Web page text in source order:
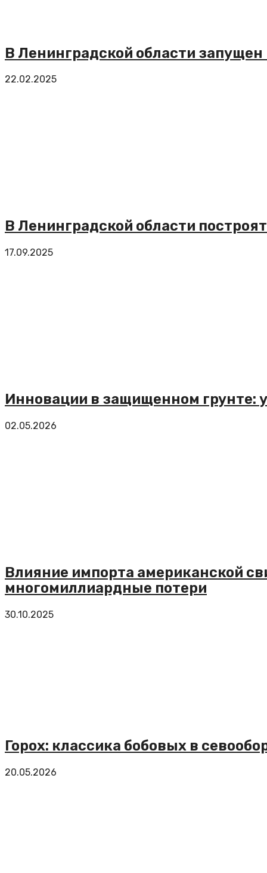
В Ленинградской области
22.02.2025
В Ленинградской области
17.09.2025
Инновации в защищенном грунте:
02.05.2026
Влияние импорта американской
многомиллиардные потери
30.10.2025
Горох: классика бобовых в
20.05.2026